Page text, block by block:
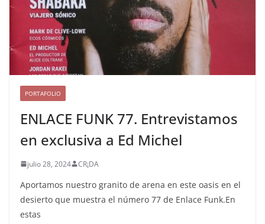
PORTAFOLIO
ENLACE FUNK 77. Entrevistamos
en exclusiva a Ed Michel
julio 28, 2024 CR¡DA
Aportamos nuestro granito de arena en este oasis en el
desierto que muestra el número 77 de Enlace Funk.En
estas